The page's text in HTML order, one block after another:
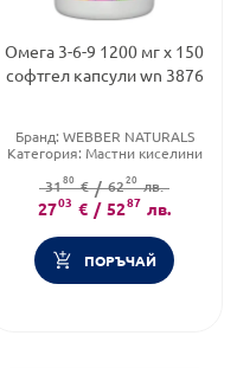
Омега 3-6-9 1200 мг х 150
софтгел капсули wn 3876
Бранд: WEBBER NATURALS
Категория: Мастни киселини
3180 € / 6220 лв.
2703 € / 5287 лв.
ПОРЪЧАЙ